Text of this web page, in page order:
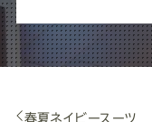
春夏ネイビースーツ